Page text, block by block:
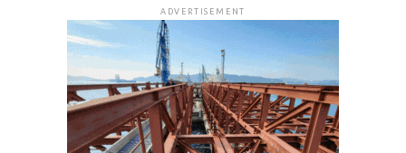
ADVERTISEMENT